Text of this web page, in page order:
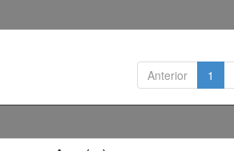
Anterior 1